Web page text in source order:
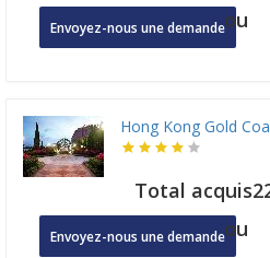
Envoyez-nous une demandeou
Hong Kong Gold
Total
Envoyez-nous une demandeou